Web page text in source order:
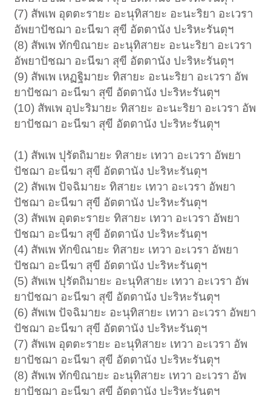
(7) สัพเพ อุตตะรายะ อะนุทิสายะ อะนะริยา อะเวรา
อัพยาปัชฌา อะนีฆา สุขี อัตตานัง ปะริหะรันตุฯ
(8) สัพเพ ทักขิณายะ อะนุทิสายะ อะนะริยา อะเวรา
อัพยาปัชฌา อะนีฆา สุขี อัตตานัง ปะริหะรันตุฯ
(9) สัพเพ เหฏฐิมายะ ทิสายะ อะนะริยา อะเวรา อัพ
ยาปัชฌา อะนีฆา สุขี อัตตานัง ปะริหะรันตุฯ
(10) สัพเพ อุปะริมายะ ทิสายะ อะนะริยา อะเวรา อัพ
ยาปัชฌา อะนีฆา สุขี อัตตานัง ปะริหะรันตุฯ
(1) สัพเพ ปุรัตถิมายะ ทิสายะ เทวา อะเวรา อัพยา
ปัชฌา อะนีฆา สุขี อัตตานัง ปะริหะรันตุฯ
(2) สัพเพ ปัจฉิมายะ ทิสายะ เทวา อะเวรา อัพยา
ปัชฌา อะนีฆา สุขี อัตตานัง ปะริหะรันตุฯ
(3) สัพเพ อุตตะรายะ ทิสายะ เทวา อะเวรา อัพยา
ปัชฌา อะนีฆา สุขี อัตตานัง ปะริหะรันตุฯ
(4) สัพเพ ทักขิณายะ ทิสายะ เทวา อะเวรา อัพยา
ปัชฌา อะนีฆา สุขี อัตตานัง ปะริหะรันตุฯ
(5) สัพเพ ปุรัตถิมายะ อะนุทิสายะ เทวา อะเวรา อัพ
ยาปัชฌา อะนีฆา สุขี อัตตานัง ปะริหะรันตุฯ
(6) สัพเพ ปัจฉิมายะ อะนุทิสายะ เทวา อะเวรา อัพยา
ปัชฌา อะนีฆา สุขี อัตตานัง ปะริหะรันตุฯ
(7) สัพเพ อุตตะรายะ อะนุทิสายะ เทวา อะเวรา อัพ
ยาปัชฌา อะนีฆา สุขี อัตตานัง ปะริหะรันตุฯ
(8) สัพเพ ทักขิณายะ อะนุทิสายะ เทวา อะเวรา อัพ
ยาปัชฌา อะนีฆา สุขี อัตตานัง ปะริหะรันตุฯ